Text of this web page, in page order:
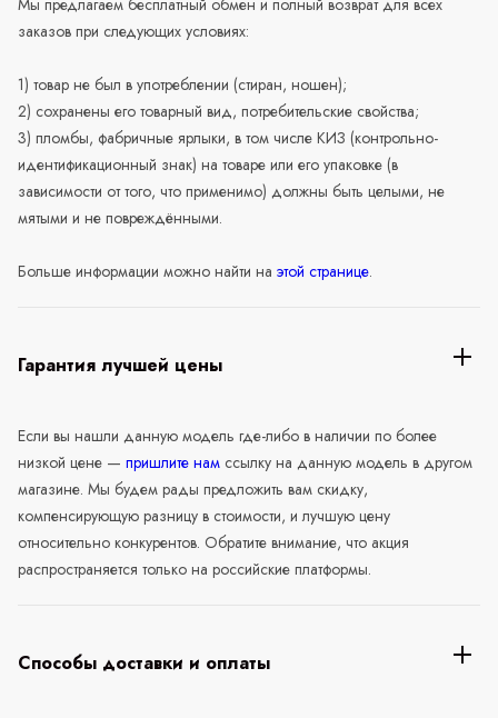
Мы предлагаем бесплатный обмен и полный возврат для всех
заказов при следующих условиях:
1) товар не был в употреблении (стиран, ношен);
2) сохранены его товарный вид, потребительские свойства;
3) пломбы, фабричные ярлыки, в том числе КИЗ (контрольно-
идентификационный знак) на товаре или его упаковке (в
зависимости от того, что применимо) должны быть целыми, не
мятыми и не повреждёнными.
Больше информации можно найти на этой странице.
Гарантия лучшей цены
Если вы нашли данную модель где-либо в наличии по более
низкой цене — пришлите нам ссылку на данную модель в другом
магазине. Мы будем рады предложить вам скидку,
компенсирующую разницу в стоимости, и лучшую цену
относительно конкурентов. Обратите внимание, что акция
распространяется только на российские платформы.
Способы доставки и оплаты